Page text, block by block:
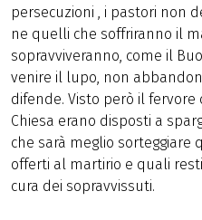
persecuzioni , i pastori non
ne quelli che soffriranno il
sopravviveranno, come il
venire il lupo, non
difende. Visto però il
Chiesa erano disposti a
che sarà meglio sorteggiare
offerti al martirio e quali
cura dei sopravvissuti.